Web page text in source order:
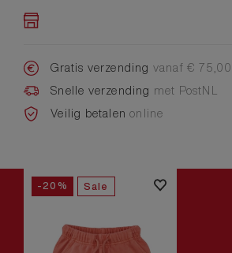
Gratis verzending vanaf €
Snelle verzending met PostNL
Veilig betalenonline
-20% Sale